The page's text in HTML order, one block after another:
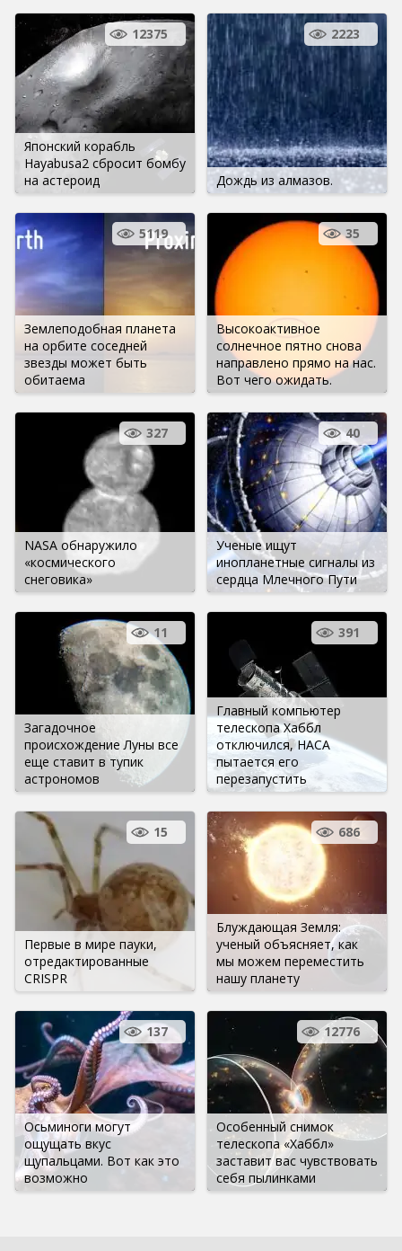
Японский корабль
Hayabusa2 сбросит бомбу
на астероид
12375
Дождь из алмазов.
2223
Землеподобная планета
на орбите соседней
звезды может быть
обитаема
5119
Высокоактивное
солнечное пятно снова
направлено прямо на нас.
Вот чего ожидать.
35
NASA обнаружило
«космического
снеговика»
327
Ученые ищут
инопланетные сигналы из
сердца Млечного Пути
40
Загадочное
происхождение Луны все
еще ставит в тупик
астрономов
11
Главный компьютер
телескопа Хаббл
отключился, НАСА
пытается его
перезапустить
391
Первые в мире пауки,
отредактированные
CRISPR
15
Блуждающая Земля:
ученый объясняет, как
мы можем переместить
нашу планету
686
Осьминоги могут
ощущать вкус
щупальцами. Вот как это
возможно
137
Особенный снимок
телескопа «Хаббл»
заставит вас чувствовать
себя пылинками
12776